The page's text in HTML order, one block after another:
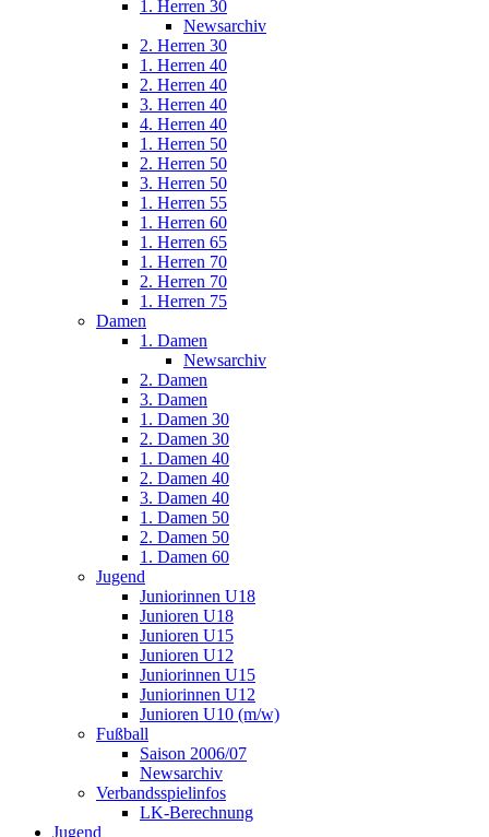
1. Herren 30
Newsarchiv
2. Herren 30
1. Herren 40
2. Herren 40
3. Herren 40
4. Herren 40
1. Herren 50
2. Herren 50
3. Herren 50
1. Herren 55
1. Herren 60
1. Herren 65
1. Herren 70
2. Herren 70
1. Herren 75
Damen
1. Damen
Newsarchiv
2. Damen
3. Damen
1. Damen 30
2. Damen 30
1. Damen 40
2. Damen 40
3. Damen 40
1. Damen 50
2. Damen 50
1. Damen 60
Jugend
Juniorinnen U18
Junioren U18
Junioren U15
Junioren U12
Juniorinnen U15
Juniorinnen U12
Junioren U10 (m/w)
Fußball
Saison 2006/07
Newsarchiv
Verbandsspielinfos
LK-Berechnung
Jugend